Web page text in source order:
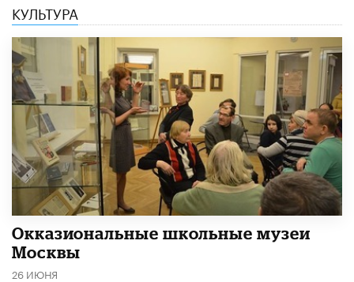
КУЛЬТУРА
​Окказиональные школьные музеи
Москвы
26 ИЮНЯ